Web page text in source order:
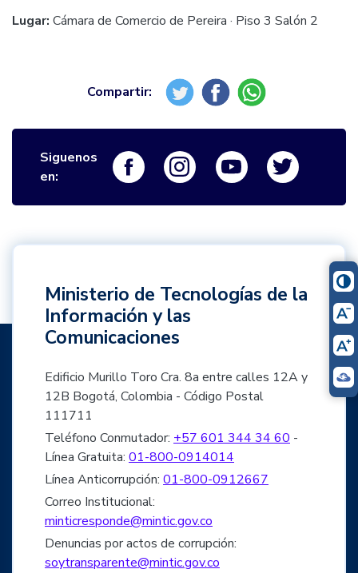
Lugar: Cámara de Comercio de Pereira · Piso 3 Salón 2
Siguenos
en:
Logo FacebookLogo InstagramLogo Youtube
Ministerio de Tecnologías de la
Información y las
Comunicaciones
Edificio Murillo Toro Cra. 8a entre calles 12A y
12B Bogotá, Colombia - Código Postal
111711
Teléfono Conmutador: +57 601 344 34 60 -
Línea Gratuita: 01-800-0914014
Línea Anticorrupción: 01-800-0912667
Correo Institucional:
minticresponde@mintic.gov.co
Denuncias por actos de corrupción:
soytransparente@mintic.gov.co